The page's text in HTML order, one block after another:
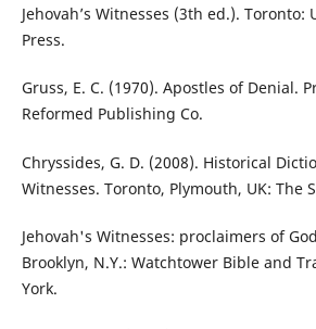
Jehovah’s Witnesses (3th ed.).
Press.
Gruss, E. C. (1970). Apostles of Denial.
Reformed Publishing Co.
Chryssides, G. D. (2008). Historical
Witnesses. Toronto, Plymouth, UK: The
Jehovah's Witnesses: proclaimers of
Brooklyn, N.Y.: Watchtower Bible and
York.